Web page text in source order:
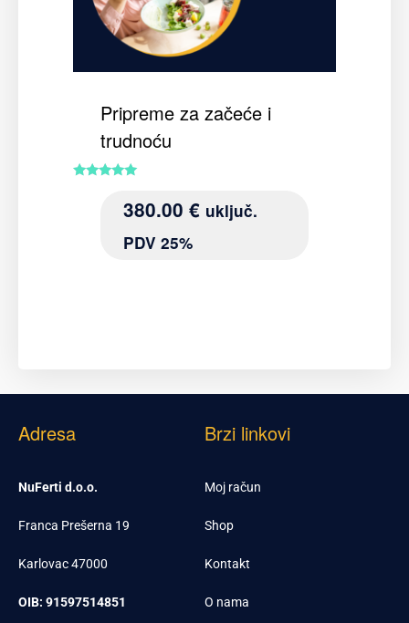
Pripreme za začeće i
trudnoću
380.00 € uključ.
PDV 25%
Brzi linkovi
Moj račun
Shop
Kontakt
O nama
Adresa
NuFerti d.o.o.
Franca Prešerna 19
Karlovac 47000
OIB: 91597514851